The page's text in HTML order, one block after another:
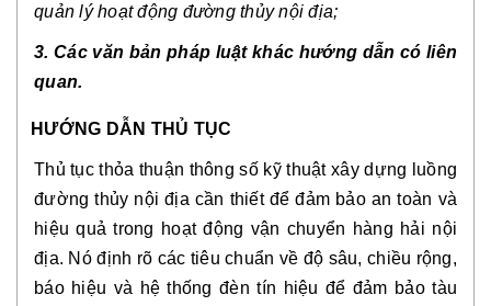
quản lý hoạt động đường thủy nội địa;
3. Các văn bản pháp luật khác hướng dẫn có liên
quan.
HƯỚNG DẪN THỦ TỤC
Thủ tục thỏa thuận thông số kỹ thuật xây dựng luồng
đường thủy nội địa cần thiết để đảm bảo an toàn và
hiệu quả trong hoạt động vận chuyển hàng hải nội
địa. Nó định rõ các tiêu chuẩn về độ sâu, chiều rộng,
báo hiệu và hệ thống đèn tín hiệu để đảm bảo tàu